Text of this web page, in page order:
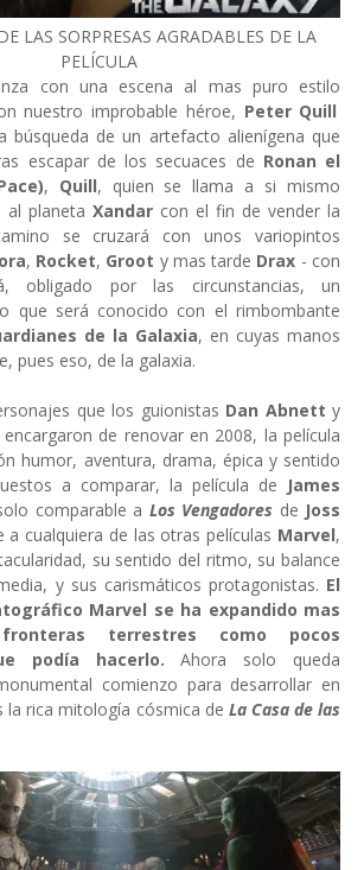
LAS SORPRESAS AGRADABLES DE LA
PELÍCULA
con una escena al mas puro estilo
nuestro improbable héroe, Peter Quill
búsqueda de un artefacto alienígena que
escapar de los secuaces de Ronan el
, Quill, quien se llama a si mismo
al planeta Xandar con el fin de vender la
se cruzará con unos variopintos
, Rocket, Groot y mas tarde Drax - con
obligado por las circunstancias, un
que será conocido con el rimbombante
de la Galaxia, en cuyas manos
pues eso, de la galaxia.
que los guionistas Dan Abnett y
encargaron de renovar en 2008, la película
humor, aventura, drama, épica y sentido
a comparar, la película de James
comparable a Los Vengadores de Joss
a cualquiera de las otras películas Marvel,
su sentido del ritmo, su balance
y sus carismáticos protagonistas. El
Marvel se ha expandido mas
terrestres como pocos
podía hacerlo.Ahora solo queda
comienzo para desarrollar en
la rica mitología cósmica de La Casa de las